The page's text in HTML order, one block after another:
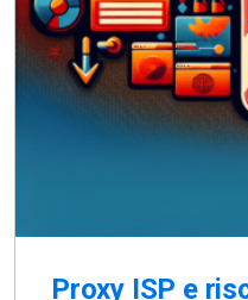
Proxy ISP e